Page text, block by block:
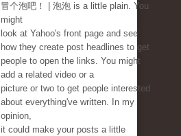
冒个泡吧！ | 泡泡 is a little plain. You
might
look at Yahoo's front page and see
how they create post headlines to get
people to open the links. You might
add a related video or a
picture or two to get people interested
about everything've written. In my
opinion,
it could make your posts a little